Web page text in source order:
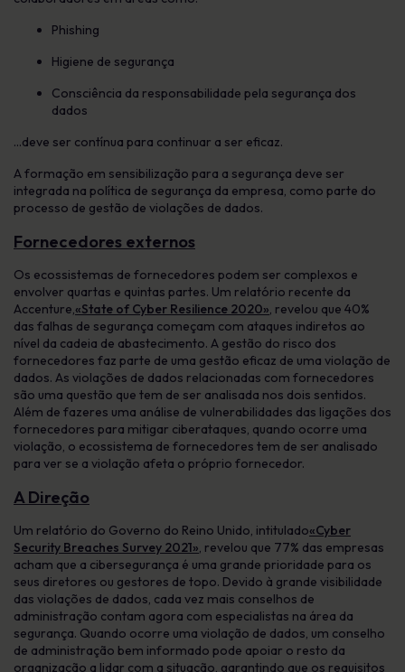
Phishing
Higiene de segurança
Consciência da responsabilidade pela segurança dos
dados
…deve ser contínua para continuar a ser eficaz.
A formação em sensibilização para a segurança deve ser
integrada na política de segurança da empresa, como parte do
processo de gestão de violações de dados.
Fornecedores externos
Os ecossistemas de fornecedores podem ser complexos e
envolver quartas e quintas partes. Um relatório recente da
Accenture,«State of Cyber Resilience 2020», revelou que 40%
das falhas de segurança começam com ataques indiretos ao
nível da cadeia de abastecimento. A gestão do risco dos
fornecedores faz parte de uma gestão eficaz de uma violação de
dados. As violações de dados relacionadas com fornecedores
são uma questão que tem de ser analisada nos dois sentidos.
Além de fazeres uma análise de vulnerabilidades das ligações dos
fornecedores para mitigar ciberataques, quando ocorre uma
violação, o ecossistema de fornecedores tem de ser analisado
para ver se a violação afeta o próprio fornecedor.
A Direção
Um relatório do Governo do Reino Unido, intitulado«Cyber
Security Breaches Survey 2021», revelou que 77% das empresas
acham que a cibersegurança é uma grande prioridade para os
seus diretores ou gestores de topo. Devido à grande visibilidade
das violações de dados, cada vez mais conselhos de
administração contam agora com especialistas na área da
segurança. Quando ocorre uma violação de dados, um conselho
de administração bem informado pode apoiar o resto da
organização a lidar com a situação, garantindo que os requisitos